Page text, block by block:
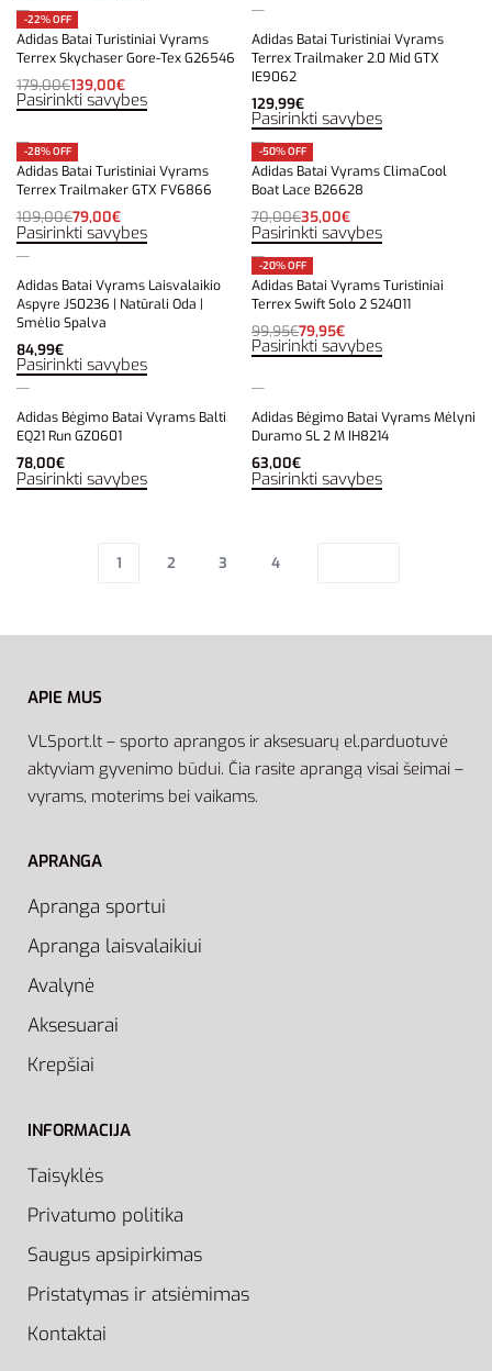
-22% OFF
Adidas Batai Turistiniai Vyrams
Terrex Skychaser Gore-Tex G26546
179,00€139,00€
Pasirinkti savybes
Adidas Batai Turistiniai Vyrams
Terrex Trailmaker 2.0 Mid GTX
IE9062
129,99€
Pasirinkti savybes
-28% OFF
Adidas Batai Turistiniai Vyrams
Terrex Trailmaker GTX FV6866
109,00€79,00€
Pasirinkti savybes
-50% OFF
Adidas Batai Vyrams ClimaCool
Boat Lace B26628
70,00€35,00€
Pasirinkti savybes
Adidas Batai Vyrams Laisvalaikio
Aspyre JS0236 | Natūrali Oda |
Smėlio Spalva
84,99€
Pasirinkti savybes
-20% OFF
Adidas Batai Vyrams Turistiniai
Terrex Swift Solo 2 S24011
99,95€79,95€
Pasirinkti savybes
Adidas Bėgimo Batai Vyrams Balti
EQ21 Run GZ0601
78,00€
Pasirinkti savybes
Adidas Bėgimo Batai Vyrams Mėlyni
Duramo SL 2 M IH8214
63,00€
Pasirinkti savybes
1 2 3 4
APIE MUS
VLSport.lt – sporto aprangos ir aksesuarų el.parduotuvė
aktyviam gyvenimo būdui. Čia rasite aprangą visai šeimai –
vyrams, moterims bei vaikams.
APRANGA
Apranga sportui
Apranga laisvalaikiui
Avalynė
Aksesuarai
Krepšiai
INFORMACIJA
Taisyklės
Privatumo politika
Saugus apsipirkimas
Pristatymas ir atsiėmimas
Kontaktai